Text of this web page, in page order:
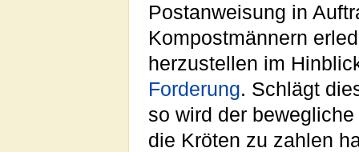
Postanweisung in
Kompostmännern
herzustellen im
Forderung. Schlägt
so wird der
die Kröten zu zahlen